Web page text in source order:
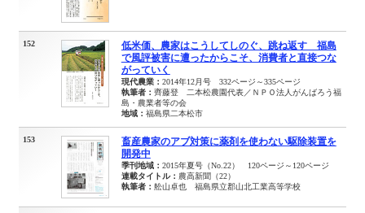
152
低米価、農家はこうしてしのぐ、跳ね返す 福島
で風評被害に遭ったからこそ、消費者と直接つな
がっていく
現代農業： 2014年12月号 332ページ～335ページ
執筆者： 齊藤登 二本松農園代表／ＮＰＯ法人がんばろう福
島・農業者等の会
地域： 福島県二本松市
153
畜産農家のアブ対策に薬剤を使わない駆除装置を
開発中
季刊地域： 2015年夏号（No.22） 120ページ～120ページ
連載タイトル： 農高新聞（22）
執筆者： 舩山卓也 福島県立郡山北工業高等学校